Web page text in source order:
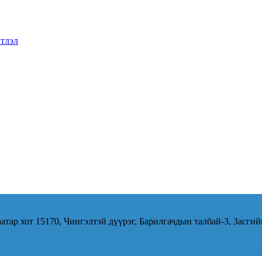
хот 15170, Чингэлтэй дүүрэг, Барилгачдын талбай-3,